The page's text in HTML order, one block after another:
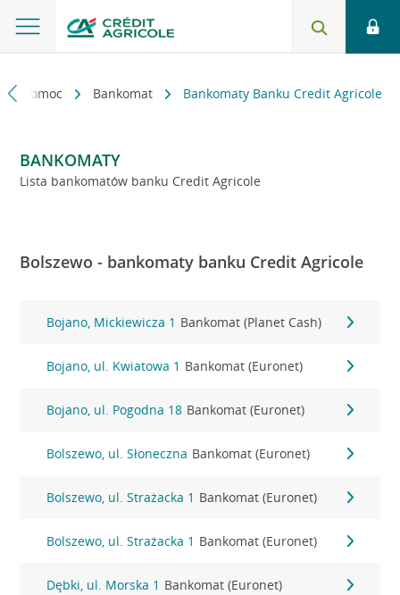
i pomoc Bankomat Bankomaty Banku Credit Agricole
BANKOMATY
Lista bankomatów banku Credit Agricole
Bolszewo - bankomaty banku Credit Agricole
Bojano, Mickiewicza 1 Bankomat (Planet Cash)
Bojano, ul. Kwiatowa 1 Bankomat (Euronet)
Bojano, ul. Pogodna 18 Bankomat (Euronet)
Bolszewo, ul. Słoneczna Bankomat (Euronet)
Bolszewo, ul. Strażacka 1 Bankomat (Euronet)
Bolszewo, ul. Strażacka 1 Bankomat (Euronet)
Dębki, ul. Morska 1 Bankomat (Euronet)